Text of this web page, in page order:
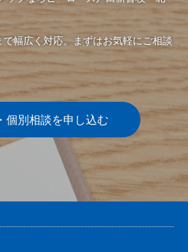
幅広く対応。まずはお気軽にご相談
個別相談を申し込む